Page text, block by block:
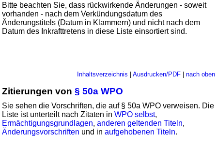
Bitte beachten Sie, dass rückwirkende Änderungen - soweit
vorhanden - nach dem Verkündungsdatum des
Änderungstitels (Datum in Klammern) und nicht nach dem
Datum des Inkrafttretens in diese Liste einsortiert sind.
Inhaltsverzeichnis | Ausdrucken/PDF| nach oben
Zitierungen von§ 50a WPO
Sie sehen die Vorschriften, die auf § 50a WPO verweisen. Die
Liste ist unterteilt nach Zitaten inWPO selbst,
Ermächtigungsgrundlagen,anderen geltenden Titeln,
Änderungsvorschriften und inaufgehobenen Titeln.